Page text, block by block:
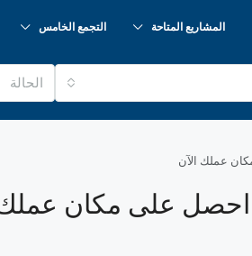
المشاريع المتاحة التجمع الخامس
الحالة